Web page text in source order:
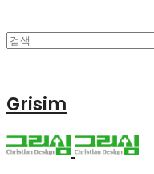
Grisim